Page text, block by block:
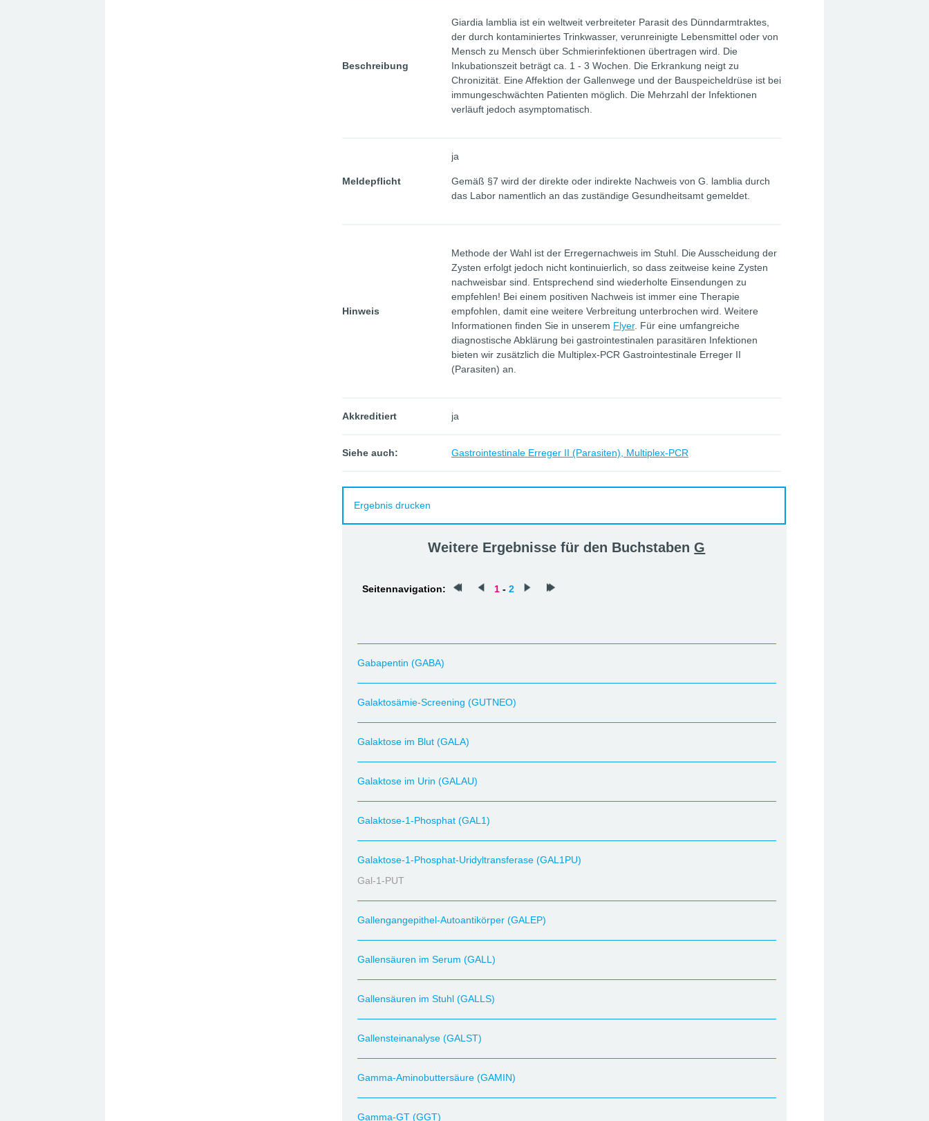
Beschreibung
Giardia lamblia ist ein weltweit verbreiteter Parasit des Dünndarmtraktes,
der durch kontaminiertes Trinkwasser, verunreinigte Lebensmittel oder von
Mensch zu Mensch über Schmierinfektionen übertragen wird. Die
Inkubationszeit beträgt ca. 1 - 3 Wochen. Die Erkrankung neigt zu
Chronizität. Eine Affektion der Gallenwege und der Bauspeicheldrüse ist bei
immungeschwächten Patienten möglich. Die Mehrzahl der Infektionen
verläuft jedoch asymptomatisch.
Meldepflicht
ja
Gemäß §7 wird der direkte oder indirekte Nachweis von G. lamblia durch
das Labor namentlich an das zuständige Gesundheitsamt gemeldet.
Hinweis
Methode der Wahl ist der Erregernachweis im Stuhl. Die Ausscheidung der
Zysten erfolgt jedoch nicht kontinuierlich, so dass zeitweise keine Zysten
nachweisbar sind. Entsprechend sind wiederholte Einsendungen zu
empfehlen! Bei einem positiven Nachweis ist immer eine Therapie
empfohlen, damit eine weitere Verbreitung unterbrochen wird. Weitere
Informationen finden Sie in unserem Flyer. Für eine umfangreiche
diagnostische Abklärung bei gastrointestinalen parasitären Infektionen
bieten wir zusätzlich die Multiplex-PCR Gastrointestinale Erreger II
(Parasiten) an.
Akkreditiert ja
Siehe auch: Gastrointestinale Erreger II (Parasiten), Multiplex-PCR
Ergebnis drucken
Weitere Ergebnisse für den BuchstabenG
Seitennavigation: 1 - 2
Gabapentin (GABA)
Galaktosämie-Screening (GUTNEO)
Galaktose im Blut (GALA)
Galaktose im Urin (GALAU)
Galaktose-1-Phosphat (GAL1)
Galaktose-1-Phosphat-Uridyltransferase (GAL1PU)
Gal-1-PUT
Gallengangepithel-Autoantikörper (GALEP)
Gallensäuren im Serum (GALL)
Gallensäuren im Stuhl (GALLS)
Gallensteinanalyse (GALST)
Gamma-Aminobuttersäure (GAMIN)
Gamma-GT (GGT)